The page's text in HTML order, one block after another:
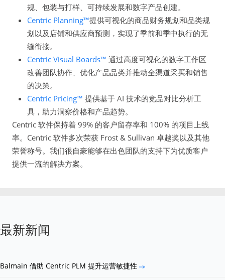
规、包装与打样、可持续发展和数字产品创建。
Centric Planning™提供可视化的商品财务规划和品类规
划以及店铺和供应商预测，实现了季前和季中执行的无
缝衔接。
Centric Visual Boards™ 通过高度可视化的数字工作区
改善团队协作、优化产品品类并推动全渠道采买和销售
的决策。
Centric Pricing™ 提供基于 AI 技术的竞品对比分析工
具，助力洞察价格和产品趋势。
Centric 软件保持着 99% 的客户留存率和 100% 的项目上线
率。Centric 软件多次荣获 Frost & Sullivan 卓越奖以及其他
荣誉称号。我们很自豪能够在出色团队的支持下为优质客户
提供一流的解决方案。
最新新闻
Balmain 借助 Centric PLM 提升运营敏捷性